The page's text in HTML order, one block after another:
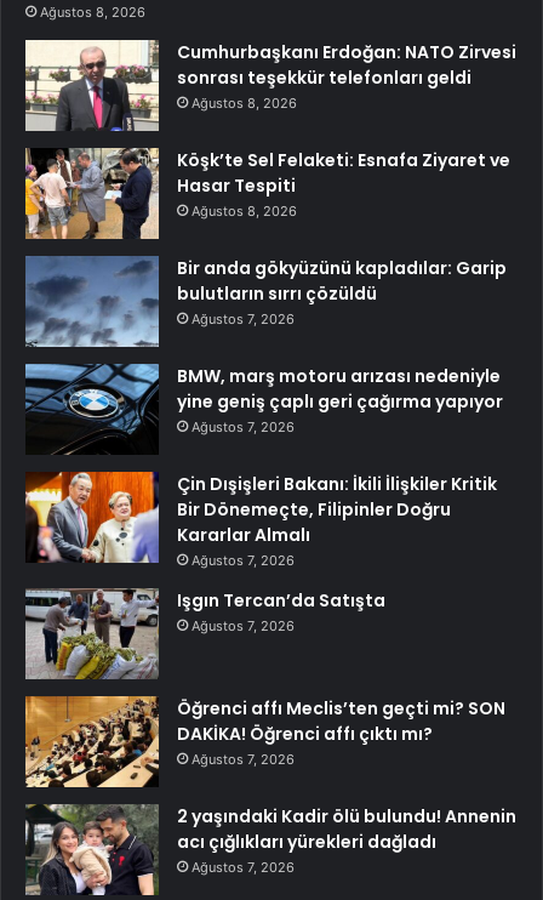
Ağustos 8, 2026
Cumhurbaşkanı Erdoğan: NATO Zirvesi
sonrası teşekkür telefonları geldi
Ağustos 8, 2026
Köşk’te Sel Felaketi: Esnafa Ziyaret ve
Hasar Tespiti
Ağustos 8, 2026
Bir anda gökyüzünü kapladılar: Garip
bulutların sırrı çözüldü
Ağustos 7, 2026
BMW, marş motoru arızası nedeniyle
yine geniş çaplı geri çağırma yapıyor
Ağustos 7, 2026
Çin Dışişleri Bakanı: İkili İlişkiler Kritik
Bir Dönemeçte, Filipinler Doğru
Kararlar Almalı
Ağustos 7, 2026
Işgın Tercan’da Satışta
Ağustos 7, 2026
Öğrenci affı Meclis’ten geçti mi? SON
DAKİKA! Öğrenci affı çıktı mı?
Ağustos 7, 2026
2 yaşındaki Kadir ölü bulundu! Annenin
acı çığlıkları yürekleri dağladı
Ağustos 7, 2026